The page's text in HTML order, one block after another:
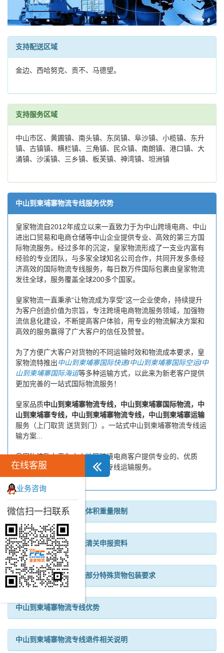
支持配送区域
金边、西哈努克、贡不、马德望。
支持服务区域
中山市区、黄圃镇、南头镇、东凤镇、阜沙镇、小榄镇、东升
镇、古镇镇、横栏镇、三角镇、民众镇、南朗镇、港口镇、大
涌镇、沙溪镇、三乡镇、板芙镇、神湾镇、坦洲镇
中山到柬埔寨物流专线服务优势
皇家物流自2012年成立以来一直致力于为中山跨境电商、中山
进出口贸易和电商仓储等中山企业提供专业、高效的第三方国
际物流服务。经过多年的沉淀，皇家物流形成了一支业内富有
经验的专业团队，与多家全球知名公司合作，共同开发多条经
济高效的国际物流专线服务，每日数万件国际包裹由皇家物流
发往全球，服务覆盖全球200多个国家。
皇家物流一直秉承“让物流成为享受”这一企业使命，持续提升
为客户创造价值为宗旨，专注跨境电商物流服务领域，加强物
流信息化建设，不断提高客户体验，用专业的物流解决方案和
高效的服务赢得了广大客户的信任及赞誉。
为了方便广大客户对货物的不同运输时效和物流成本要求，皇
家物流特推出中山到柬埔寨国际快递/中山到柬埔寨国际空运/中
山到柬埔寨国际海运等多种运输方式，以此来为新老客户提供
更加完善的一站式国际物流服务！
皇家品质中山到柬埔寨物流专线，中山到柬埔寨国际物流，中
山到柬埔寨专线，中山到柬埔寨物流专线，中山到柬埔寨运输
服务（上门取货 送货到门）。一站式中山到柬埔寨物流专线运
输方案...
皇家物流致力于为中山地区跨境电商客户提供专业的、优质
的、高效的中山到柬埔寨物流专线运输服务。
中山到柬埔寨物流专线体积重量限制
中山到柬埔寨物流专线清关申报资料
中山到柬埔寨物流专线部分特殊货物包装要求
中山到柬埔寨物流专线优势
中山到柬埔寨物流专线退件相关说明
在线客服
业务咨询
微信扫一扫联系